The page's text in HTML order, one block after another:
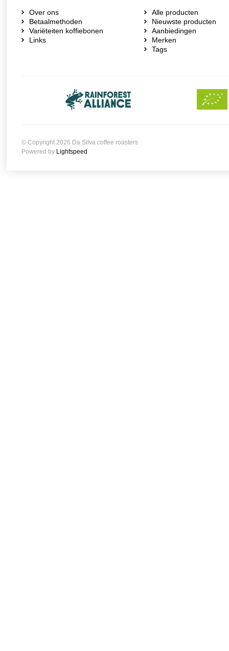
Over ons
Betaalmethoden
Variëteiten koffiebonen
Links
Alle producten
Nieuwste producten
Aanbiedingen
Merken
Tags
© Copyright 2026 Da Silva coffee roasters
Powered by Lightspeed